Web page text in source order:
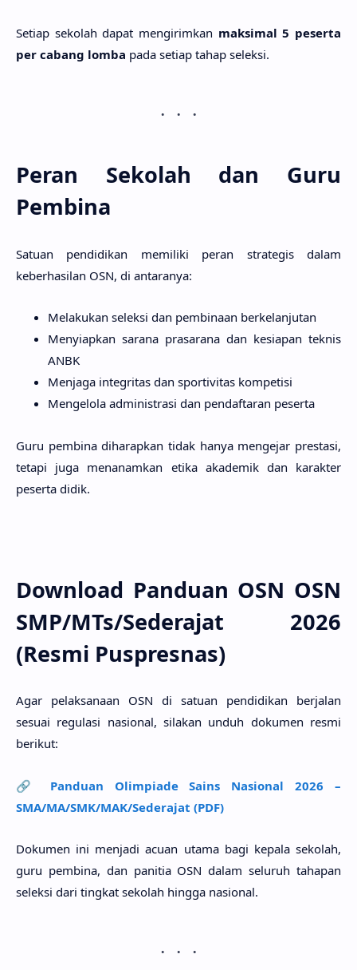
Setiap sekolah dapat mengirimkan maksimal 5 peserta
per cabang lomba pada setiap tahap seleksi.
Peran Sekolah dan Guru
Pembina
Satuan pendidikan memiliki peran strategis dalam
keberhasilan OSN, di antaranya:
Melakukan seleksi dan pembinaan berkelanjutan
Menyiapkan sarana prasarana dan kesiapan teknis
ANBK
Menjaga integritas dan sportivitas kompetisi
Mengelola administrasi dan pendaftaran peserta
Guru pembina diharapkan tidak hanya mengejar prestasi,
tetapi juga menanamkan etika akademik dan karakter
peserta didik.
Download Panduan OSN OSN
SMP/MTs/Sederajat 2026
(Resmi Puspresnas)
Agar pelaksanaan OSN di satuan pendidikan berjalan
sesuai regulasi nasional, silakan unduh dokumen resmi
berikut:
🔗 Panduan Olimpiade Sains Nasional 2026 –
SMA/MA/SMK/MAK/Sederajat (PDF)
Dokumen ini menjadi acuan utama bagi kepala sekolah,
guru pembina, dan panitia OSN dalam seluruh tahapan
seleksi dari tingkat sekolah hingga nasional.